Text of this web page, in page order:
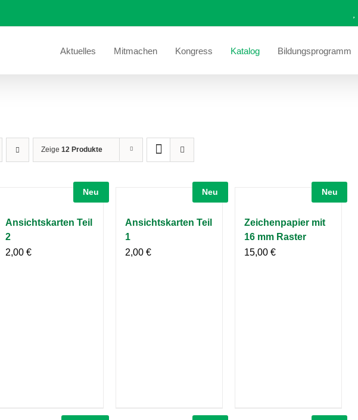
Aktuelles Mitmachen Kongress Katalog Bildungsprogramm
Zeige 12 Produkte
Neu
Ansichtskarten Teil
2
2,00€
Neu
Ansichtskarten Teil
1
2,00 €
Neu
Zeichenpapier mit
16 mm Raster
15,00 €